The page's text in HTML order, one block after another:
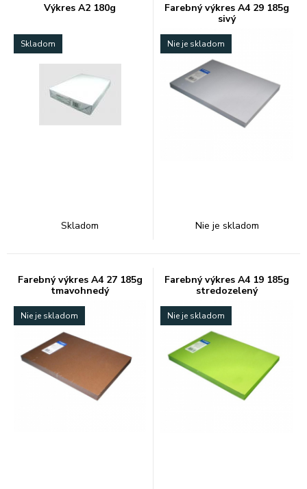
Výkres A2 180g
Skladom
Skladom
Farebný výkres A4 29 185g
sivý
Nie je skladom
Nie je skladom
Farebný výkres A4 27 185g
tmavohnedý
Nie je skladom
Farebný výkres A4 19 185g
stredozelený
Nie je skladom